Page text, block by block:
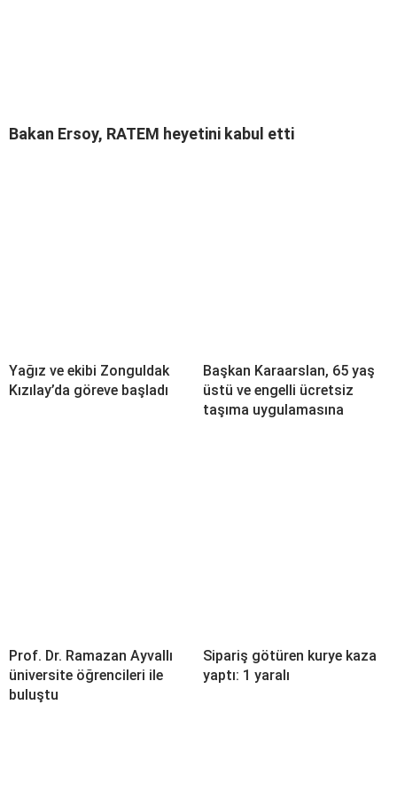
Bakan Ersoy, RATEM heyetini kabul etti
Yağız ve ekibi Zonguldak
Kızılay’da göreve başladı
Başkan Karaarslan, 65 yaş
üstü ve engelli ücretsiz
taşıma uygulamasına
Prof. Dr. Ramazan Ayvallı
üniversite öğrencileri ile
buluştu
Sipariş götüren kurye kaza
yaptı: 1 yaralı